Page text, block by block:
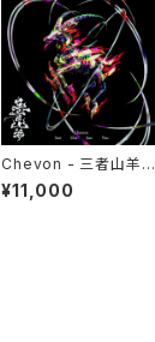
Chevon - 三者山羊(2
LP)
¥11,000